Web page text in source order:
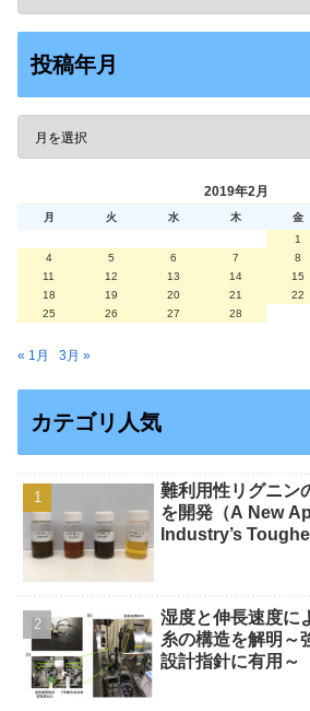
投稿年月
2019年2月
月 火 水 木 金
1
4
5 6 7 8
11
12 13 14 15
18
19 20 21 22
25
26 27 28
« 1月 3月 »
カテゴリ人気
難利用性リグニン
を開発（A New
Industry’s
湿度と伸長速度に
糸の構造を解明～
設計指針に有用～